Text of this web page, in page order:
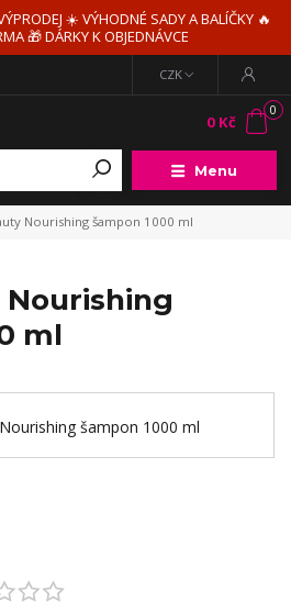
☀️ VÝHODNÉ SADY A BALÍČKY 🔥
🎁 DÁRKY K OBJEDNÁVCE
Menu
CZK
0
0 Kč
Nourishing šampon 1000 ml
ml